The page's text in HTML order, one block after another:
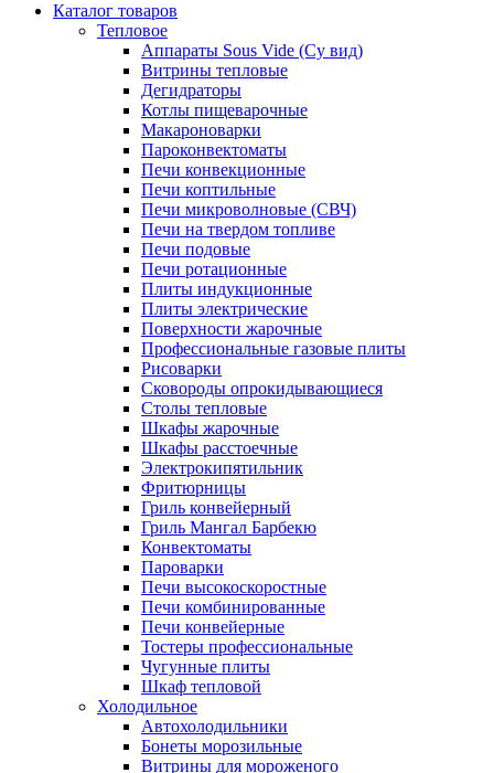
Каталог товаров
Тепловое
Аппараты Sous Vide (Су вид)
Витрины тепловые
Дегидраторы
Котлы пищеварочные
Макароноварки
Пароконвектоматы
Печи конвекционные
Печи коптильные
Печи микроволновые (СВЧ)
Печи на твердом топливе
Печи подовые
Печи ротационные
Плиты индукционные
Плиты электрические
Поверхности жарочные
Профессиональные газовые плиты
Рисоварки
Сковороды опрокидывающиеся
Столы тепловые
Шкафы жарочные
Шкафы расстоечные
Электрокипятильник
Фритюрницы
Гриль конвейерный
Гриль Мангал Барбекю
Конвектоматы
Пароварки
Печи высокоскоростные
Печи комбинированные
Печи конвейерные
Тостеры профессиональные
Чугунные плиты
Шкаф тепловой
Холодильное
Автохолодильники
Бонеты морозильные
Витрины для мороженого